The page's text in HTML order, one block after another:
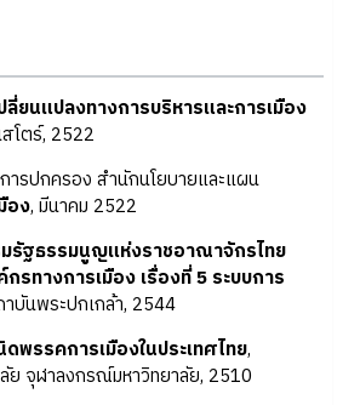
ลี่ยนแปลงทางการบริหารและการเมือง
โตร์, 2522
รปกครอง สำนักนโยบายและแผน
อง, มีนาคม 2522
รัฐธรรมนูญแห่งราชอาณาจักรไทย
รทางการเมือง เรื่องที่ 5 ระบบการ
บันพระปกเกล้า, 2544
ดพรรคการเมืองในประเทศไทย,
จุฬาลงกรณ์มหาวิทยาลัย, 2510